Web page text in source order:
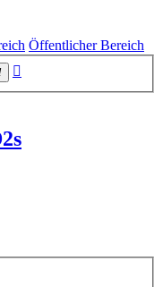
Öffentlicher Bereich
Suche